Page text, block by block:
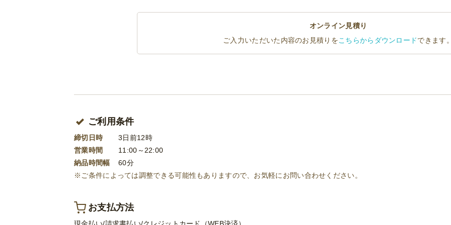
オンライン見積り
ご入力いただいた内容のお見積りをこちらからダウンロードできます
ご利用条件
締切日時
3日前12時
営業時間
11:00～22:00
納品時間幅
60分
※ご条件によっては調整できる可能性もありますので、お気軽にお問い合わせください。
お支払方法